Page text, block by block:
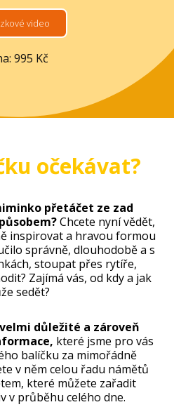
video
995 Kč
očekávat?
přetáčet ze zad
Chcete nyní vědět,
inspirovat a hravou formou
správně, dlouhodobě a s
stoupat přes rytíře,
Zajímá vás, od kdy a jak
sedět?
důležité a zároveň
které jsme pro vás
balíčku za mimořádně
v něm celou řadu námětů
které můžete zařadit
v průběhu celého dne.